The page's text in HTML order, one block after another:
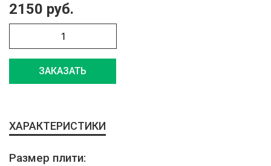
2150 руб.
ЗАКАЗАТЬ
ХАРАКТЕРИСТИКИ
Размер плити: